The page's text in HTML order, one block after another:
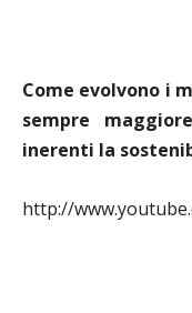
Come evolvono i
sempre
inerenti la
http://